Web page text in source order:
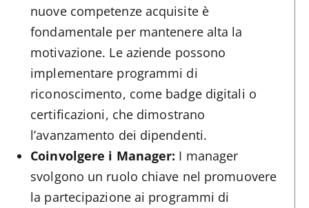
nuove competenze acquisite è
fondamentale per mantenere alta la
motivazione. Le aziende possono
implementare programmi di
riconoscimento, come badge digitali o
certificazioni, che dimostrano
l’avanzamento dei dipendenti.
Coinvolgere i Manager: I manager
svolgono un ruolo chiave nel promuovere
la partecipazione ai programmi di